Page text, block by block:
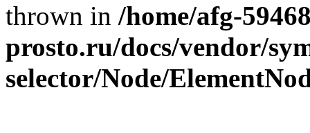
thrown in /home/afg-
prosto.ru/docs/vendor/
selector/Node/